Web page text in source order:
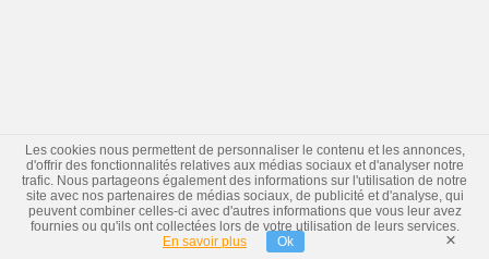
Les cookies nous permettent de personnaliser le contenu et les annonces,
d'offrir des fonctionnalités relatives aux médias sociaux et d'analyser notre
trafic. Nous partageons également des informations sur l'utilisation de notre
site avec nos partenaires de médias sociaux, de publicité et d'analyse, qui
peuvent combiner celles-ci avec d'autres informations que vous leur avez
fournies ou qu'ils ont collectées lors de votre utilisation de leurs services.
En savoir plus
Ok ×